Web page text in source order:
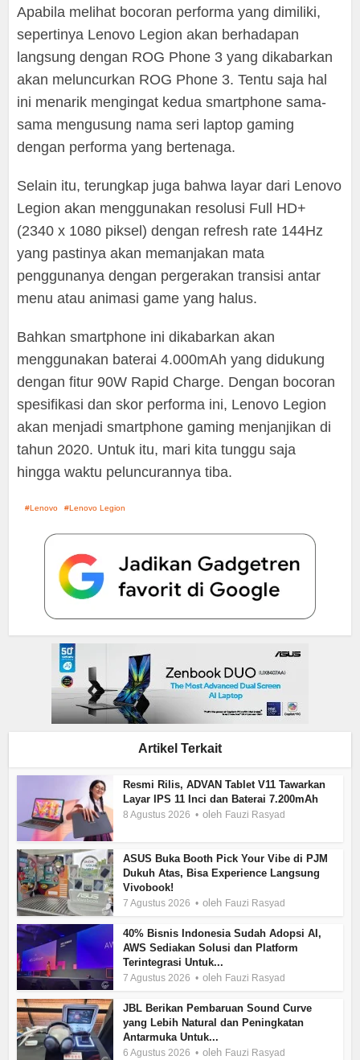
Apabila melihat bocoran performa yang dimiliki,
sepertinya Lenovo Legion akan berhadapan
langsung dengan ROG Phone 3 yang dikabarkan
akan meluncurkan ROG Phone 3. Tentu saja hal
ini menarik mengingat kedua smartphone sama-
sama mengusung nama seri laptop gaming
dengan performa yang bertenaga.
Selain itu, terungkap juga bahwa layar dari Lenovo
Legion akan menggunakan resolusi Full HD+
(2340 x 1080 piksel) dengan refresh rate 144Hz
yang pastinya akan memanjakan mata
penggunanya dengan pergerakan transisi antar
menu atau animasi game yang halus.
Bahkan smartphone ini dikabarkan akan
menggunakan baterai 4.000mAh yang didukung
dengan fitur 90W Rapid Charge. Dengan bocoran
spesifikasi dan skor performa ini, Lenovo Legion
akan menjadi smartphone gaming menjanjikan di
tahun 2020. Untuk itu, mari kita tunggu saja
hingga waktu peluncurannya tiba.
Lenovo Lenovo Legion
Artikel Terkait
Resmi Rilis, ADVAN Tablet V11 Tawarkan
Layar IPS 11 Inci dan Baterai 7.200mAh
8 Agustus 2026 oleh Fauzi Rasyad
ASUS Buka Booth Pick Your Vibe di PJM
Dukuh Atas, Bisa Experience Langsung
Vivobook!
7 Agustus 2026 oleh Fauzi Rasyad
40% Bisnis Indonesia Sudah Adopsi AI,
AWS Sediakan Solusi dan Platform
Terintegrasi Untuk...
7 Agustus 2026 oleh Fauzi Rasyad
JBL Berikan Pembaruan Sound Curve
yang Lebih Natural dan Peningkatan
Antarmuka Untuk...
6 Agustus 2026 oleh Fauzi Rasyad